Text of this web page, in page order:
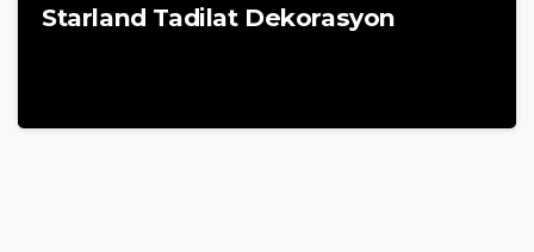
Starland Tadilat Dekorasyon